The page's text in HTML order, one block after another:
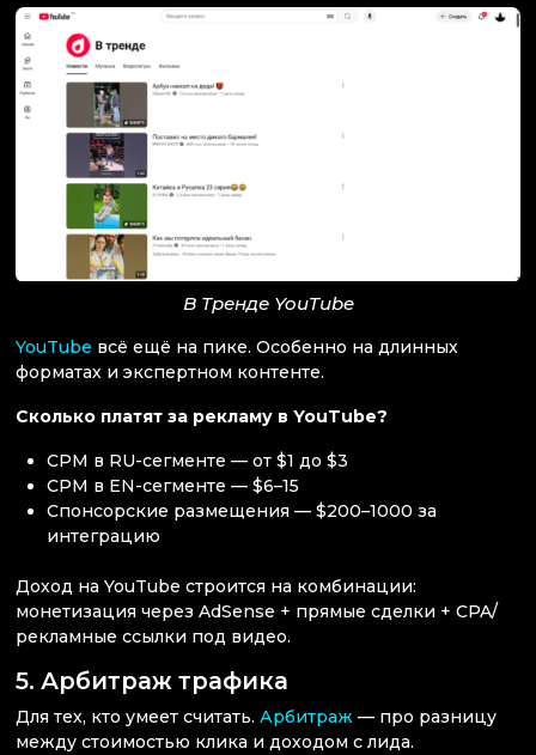
В Тренде YouTube
YouTube всё ещё на пике. Особенно на длинных
форматах и экспертном контенте.
Сколько платят за рекламу в YouTube?
CPM в RU-сегменте — от $1 до $3
CPM в EN-сегменте — $6–15
Спонсорские размещения — $200–1000 за
интеграцию
Доход на YouTube строится на комбинации:
монетизация через AdSense + прямые сделки + CPA/
рекламные ссылки под видео.
5. Арбитраж трафика
Для тех, кто умеет считать. Арбитраж — про разницу
между стоимостью клика и доходом с лида.